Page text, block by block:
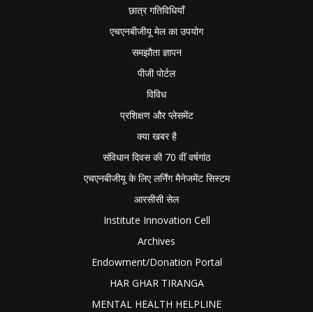
छात्र गतिविधियाँ
एचएनबीजीयू मेल का उपयोग
समझौता ज्ञापन
पीजी पोर्टल
विविध
प्रशिक्षण और प्लेसमेंट
क्या खबर है
संविधान दिवस की 70 वीं वर्षगांठ
एचएनबीजीयू के लिए लर्निंग मैनेजमेंट सिस्टम
आरसीसी सेल
Institute Innovation Cell
Archives
Endowment/Donation Portal
HAR GHAR TIRANGA
MENTAL HEALTH HELPLINE